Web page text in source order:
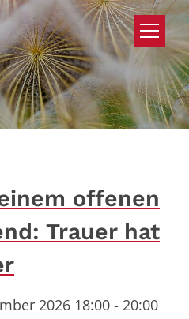
offenen
Trauer hat
2026 18:00 - 20:00